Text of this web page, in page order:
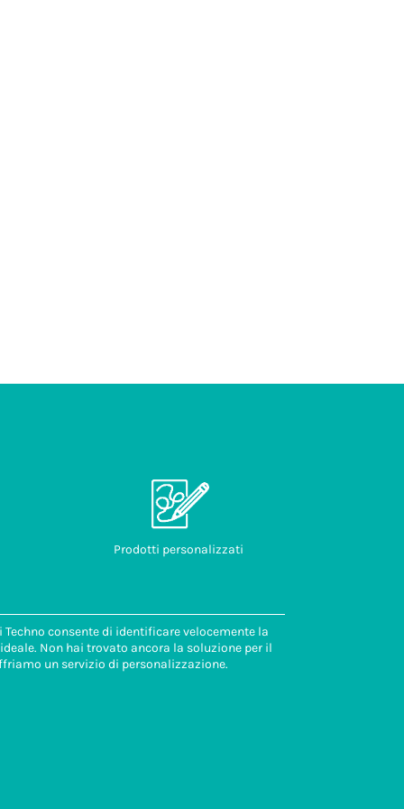
Prodotti personalizzati
consente di identificare velocemente la
Non hai trovato ancora la soluzione per il
un servizio di personalizzazione.